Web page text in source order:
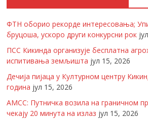
ФТН оборио рекорде интересовања;
бруцоша, ускоро други конкурсни рок
ПСС Кикинда организује бесплатна
испитивања земљишта јул 15, 2026
Дечија пијаца у Културном центру
година јул 15, 2026
АМСС: Путничка возила на граничном
чекају 20 минута на излаз јул 15, 2026